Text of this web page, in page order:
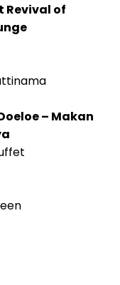
Revival of
– Makan